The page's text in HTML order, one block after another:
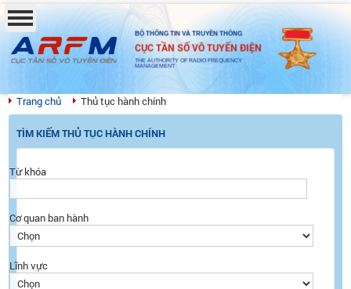
BỘ THÔNG TIN VÀ TRUYỀN THÔNG
CỤC TẦN SỐ VÔ TUYẾN ĐIỆN
THE AUTHORITY OF RADIO FREQUENCY
MANAGEMENT
Trang chủ Thủ tục hành chính
TÌM KIẾM THỦ TỤC HÀNH CHÍNH
Từ khóa
Cơ quan ban hành
Lĩnh vực